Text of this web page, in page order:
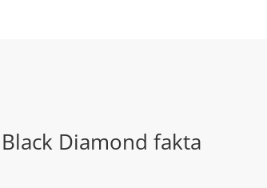
Diamond fakta